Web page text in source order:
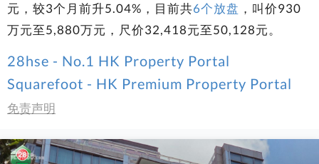
元，较3个月前升5.04%，目前共6个放盘 ，叫价930
万元至5,880万元，尺价32,418元至50,128元。
28hse - No.1 HK Property Portal
Squarefoot - HK Premium Property Portal
免责声明